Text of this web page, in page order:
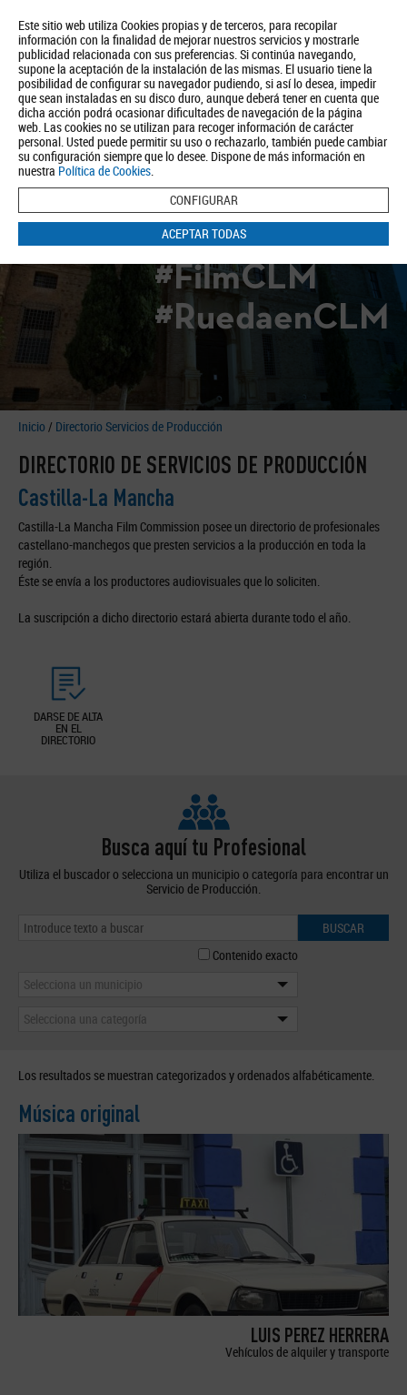
Este sitio web utiliza Cookies propias y de terceros, para recopilar
información con la finalidad de mejorar nuestros servicios y mostrarle
publicidad relacionada con sus preferencias. Si continúa navegando,
supone la aceptación de la instalación de las mismas. El usuario tiene la
posibilidad de configurar su navegador pudiendo, si así lo desea, impedir
que sean instaladas en su disco duro, aunque deberá tener en cuenta que
dicha acción podrá ocasionar dificultades de navegación de la página
web. Las cookies no se utilizan para recoger información de carácter
personal. Usted puede permitir su uso o rechazarlo, también puede cambiar
su configuración siempre que lo desee. Dispone de más información en
nuestra Política de Cookies.
CONFIGURAR
ACEPTAR TODAS
Quiénes somos Turismo Política de Privacidad Aviso Legal
Política de Cookies
BUSCAR
#FilmCLM
#RuedaenCLM
Inicio / Directorio Servicios de Producción
DIRECTORIO DE SERVICIOS DE PRODUCCIÓN
Castilla-La Mancha
Castilla-La Mancha Film Commission posee un directorio de profesionales
castellano-manchegos que presten servicios a la producción en toda la
región.
Éste se envía a los productores audiovisuales que lo soliciten.
La suscripción a dicho directorio estará abierta durante todo el año.
DARSE DE ALTA
EN EL
DIRECTORIO
Busca aquí tu Profesional
Utiliza el buscador o selecciona un municipio o categoría para encontrar un
Servicio de Producción.
BUSCAR
Contenido exacto
Selecciona un municipio
Selecciona una categoría
Los resultados se muestran categorizados y ordenados alfabéticamente.
Música original
LUIS PEREZ HERRERA
Vehículos de alquiler y transporte